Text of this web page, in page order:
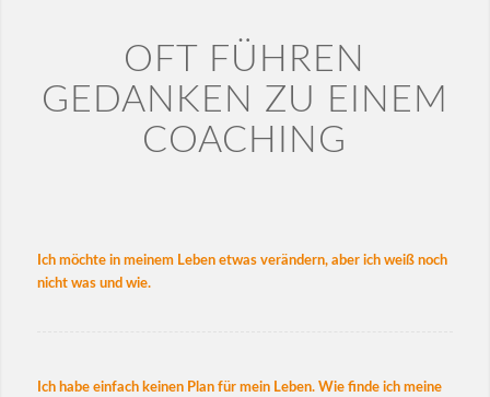
OFT FÜHREN
GEDANKEN ZU EINEM
COACHING
Ich möchte in meinem Leben etwas verändern, aber ich weiß noch
nicht was und wie.
Ich habe einfach keinen Plan für mein Leben. Wie finde ich meine